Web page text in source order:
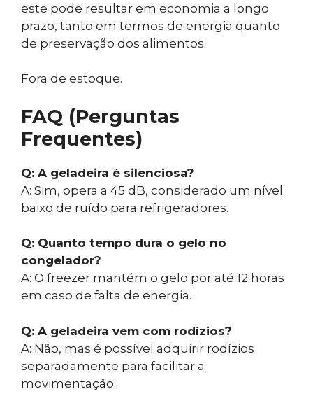
este pode resultar em economia a longo
prazo, tanto em termos de energia quanto
de preservação dos alimentos.
Fora de estoque.
FAQ (Perguntas
Frequentes)
Q: A geladeira é silenciosa?
A: Sim, opera a 45 dB, considerado um nível
baixo de ruído para refrigeradores.
Q: Quanto tempo dura o gelo no
congelador?
A: O freezer mantém o gelo por até 12 horas
em caso de falta de energia.
Q: A geladeira vem com rodízios?
A: Não, mas é possível adquirir rodízios
separadamente para facilitar a
movimentação.